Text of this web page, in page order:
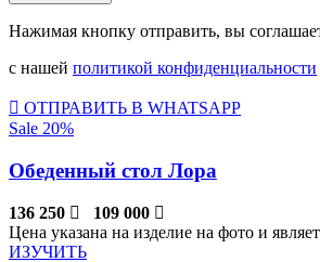
Нажимая кнопку отправить, вы
с нашей политикой конфиденциальности
ОТПРАВИТЬ В WHATSAPP
Sale 20%
Обеденный стол Лора
136 250
109 000
Цена указана на изделие на фото и
ИЗУЧИТЬ